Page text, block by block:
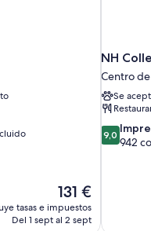
El
precio
actual
131 €
tasas e impuestos
Del 1 sept al 2 sept
NH
Centro
Se
9.0
sobre
9,0
942